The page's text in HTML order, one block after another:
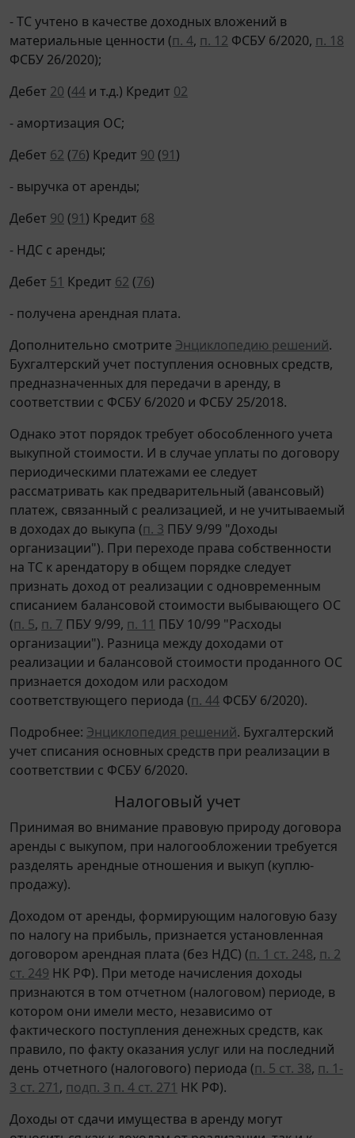
- ТС учтено в качестве доходных вложений в
материальные ценности (п. 4, п. 12 ФСБУ 6/2020, п. 18
ФСБУ 26/2020);
Дебет 20 (44 и т.д.) Кредит 02
- амортизация ОС;
Дебет 62 (76) Кредит 90 (91)
- выручка от аренды;
Дебет 90 (91) Кредит 68
- НДС с аренды;
Дебет 51 Кредит 62 (76)
- получена арендная плата.
Дополнительно смотрите Энциклопедию решений.
Бухгалтерский учет поступления основных средств,
предназначенных для передачи в аренду, в
соответствии с ФСБУ 6/2020 и ФСБУ 25/2018.
Однако этот порядок требует обособленного учета
выкупной стоимости. И в случае уплаты по договору
периодическими платежами ее следует
рассматривать как предварительный (авансовый)
платеж, связанный с реализацией, и не учитываемый
в доходах до выкупа (п. 3 ПБУ 9/99 "Доходы
организации"). При переходе права собственности
на ТС к арендатору в общем порядке следует
признать доход от реализации с одновременным
списанием балансовой стоимости выбывающего ОС
(п. 5, п. 7 ПБУ 9/99, п. 11 ПБУ 10/99 "Расходы
организации"). Разница между доходами от
реализации и балансовой стоимости проданного ОС
признается доходом или расходом
соответствующего периода (п. 44 ФСБУ 6/2020).
Подробнее: Энциклопедия решений. Бухгалтерский
учет списания основных средств при реализации в
соответствии с ФСБУ 6/2020.
Налоговый учет
Принимая во внимание правовую природу договора
аренды с выкупом, при налогообложении требуется
разделять арендные отношения и выкуп (куплю-
продажу).
Доходом от аренды, формирующим налоговую базу
по налогу на прибыль, признается установленная
договором арендная плата (без НДС) (п. 1 ст. 248, п. 2
ст. 249 НК РФ). При методе начисления доходы
признаются в том отчетном (налоговом) периоде, в
котором они имели место, независимо от
фактического поступления денежных средств, как
правило, по факту оказания услуг или на последний
день отчетного (налогового) периода (п. 5 ст. 38, п. 1-
3 ст. 271, подп. 3 п. 4 ст. 271 НК РФ).
Доходы от сдачи имущества в аренду могут